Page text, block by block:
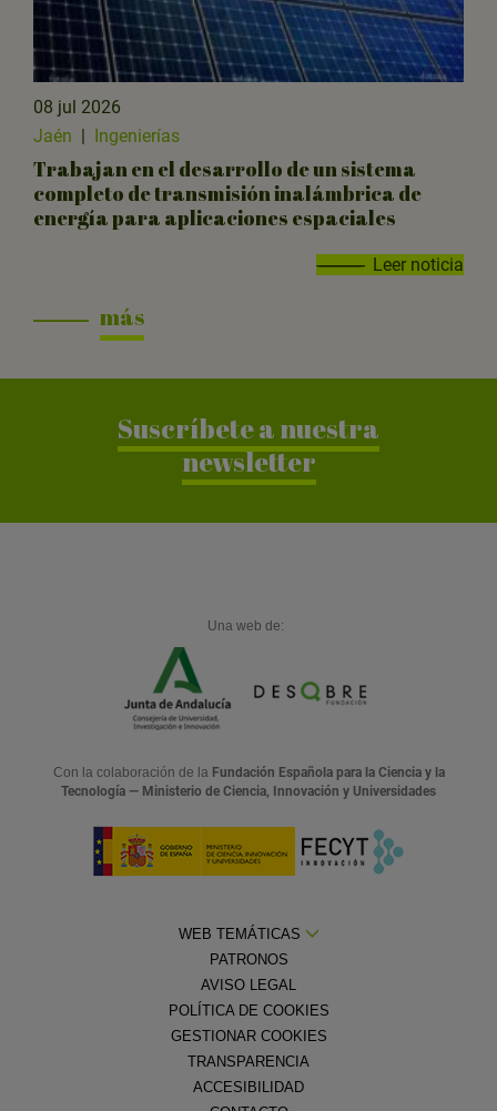
08 jul 2026
Jaén | Ingenierías
Trabajan en el desarrollo de un sistema
completo de transmisión inalámbrica de
energía para aplicaciones espaciales
Leer noticia
más
Suscríbete a nuestra
newsletter
Una web de:
Con la colaboración de la Fundación Española para la Ciencia y la
Tecnología — Ministerio de Ciencia, Innovación y Universidades
WEB TEMÁTICAS
PATRONOS
AVISO LEGAL
POLÍTICA DE COOKIES
GESTIONAR COOKIES
TRANSPARENCIA
ACCESIBILIDAD